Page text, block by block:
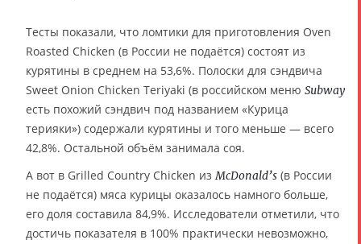
Тесты показали, что ломтики для приготовления Oven
Roasted Chicken (в России не подаётся) состоят из
курятины в среднем на 53,6%. Полоски для сэндвича
Sweet Onion Chicken Teriyaki (в российском меню Subway
есть похожий сэндвич под названием «Курица
терияки») содержали курятины и того меньше — всего
42,8%. Остальной объём занимала соя.
А вот в Grilled Country Chicken изMcDonald’s (в России
не подаётся) мяса курицы оказалось намного больше,
его доля составила 84,9%. Исследователи отметили, что
достичь показателя в 100% практически невозможно,